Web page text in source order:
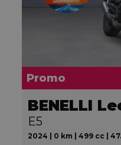
Promo
BENELLI
E5
2024 | 0 km | 499 cc |